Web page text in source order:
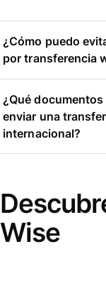
¿Cómo puedo
por transferencia
¿Qué
enviar una
internacional?
Wise